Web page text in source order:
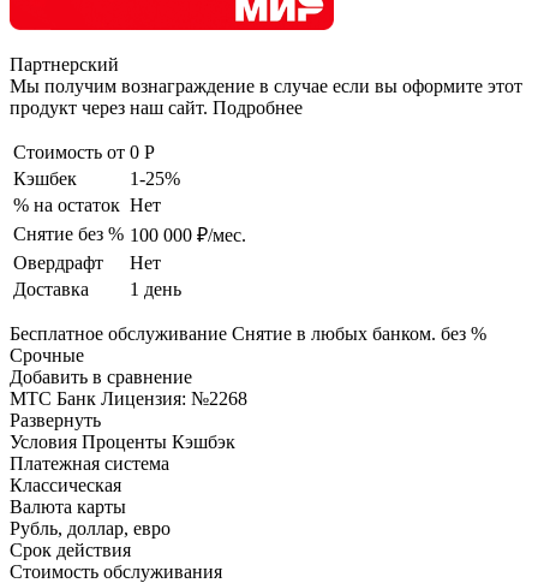
Партнерский
Мы получим вознаграждение в случае если вы оформите этот
продукт через наш сайт. Подробнее
Стоимость от 0 Р
Кэшбек
1-25%
% на остаток Нет
Снятие без % 100 000 ₽/мес.
Овердрафт
Нет
Доставка
1 день
Бесплатное обслуживание Снятие в любых банком. без %
Срочные
Добавить в сравнение
МТС Банк Лицензия: №2268
Развернуть
Условия Проценты Кэшбэк
Платежная система
Классическая
Валюта карты
Рубль, доллар, евро
Срок действия
Стоимость обслуживания